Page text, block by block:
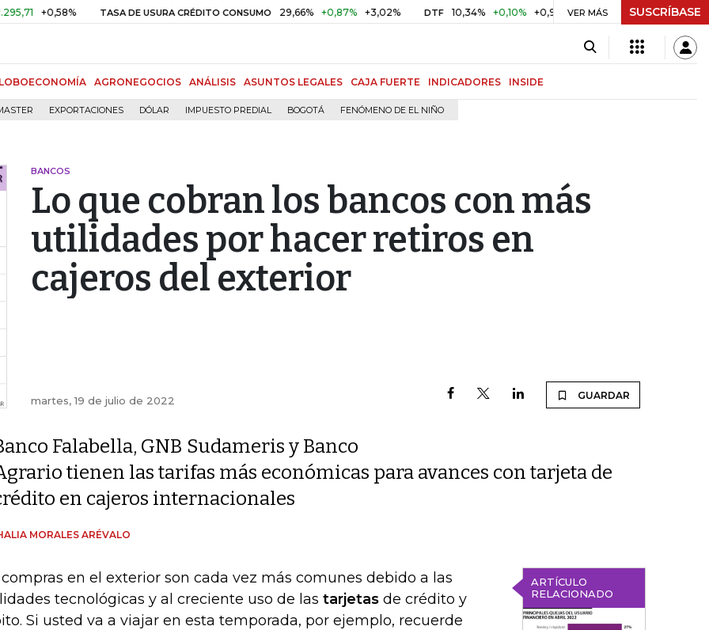
+0,58% TASA DE USURA CRÉDITO CONSUMO 29,66% +0,87% +3,02% DTF 10,34% +0,10% +0,98% UVR $ 416,81 +$ 0,05 +0,01%
VER MÁS SUSCRÍBASE
AGRONEGOCIOS ANÁLISIS ASUNTOS LEGALES CAJA FUERTE INDICADORES INSIDE
EXPORTACIONES DÓLAR IMPUESTO PREDIAL BOGOTÁ FENÓMENO DE EL NIÑO
BANCOS
Lo que cobran los bancos con más
utilidades por hacer retiros en
cajeros del exterior
martes, 19 de julio de 2022 GUARDAR
Falabella, GNB Sudameris y Banco
tienen las tarifas más económicas para avances con tarjeta de
en cajeros internacionales
MORALES ARÉVALO
ARTÍCULO
RELACIONADO
compras en el exterior son cada vez más comunes debido a las
tecnológicas y al creciente uso de las tarjetas de crédito y
Si usted va a viajar en esta temporada, por ejemplo, recuerde